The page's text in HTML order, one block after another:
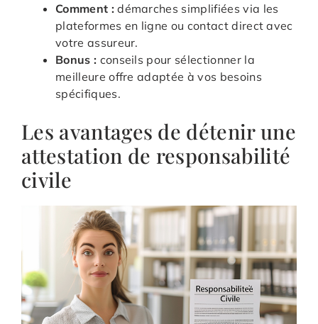
Comment : démarches simplifiées via les
plateformes en ligne ou contact direct avec
votre assureur.
Bonus : conseils pour sélectionner la
meilleure offre adaptée à vos besoins
spécifiques.
Les avantages de détenir une
attestation de responsabilité
civile